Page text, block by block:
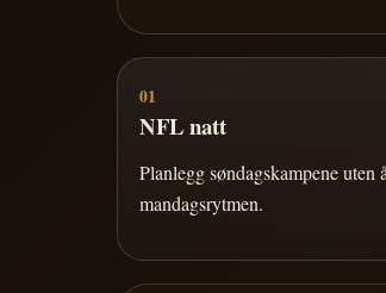
01
NFL natt
Planlegg søndagskampene uten
mandagsrytmen.